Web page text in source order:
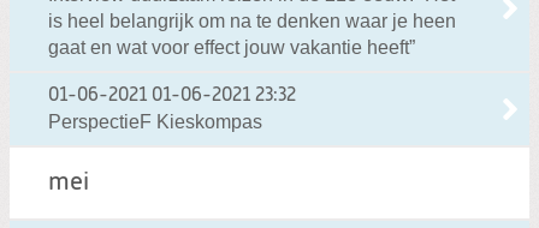
is heel belangrijk om na te denken waar je heen
gaat en wat voor effect jouw vakantie heeft”
01-06-2021 01-06-2021 23:32
PerspectieF Kieskompas
mei